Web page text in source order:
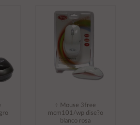
÷ Mouse 3free
mcm101/wp dise?o
blanco rosa